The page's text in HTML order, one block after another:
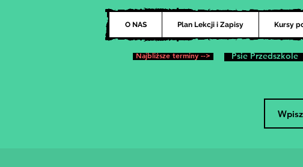
O NAS Plan Lekcji i Zapisy Kursy
Najbliższe terminy --> Psie Przedszkole